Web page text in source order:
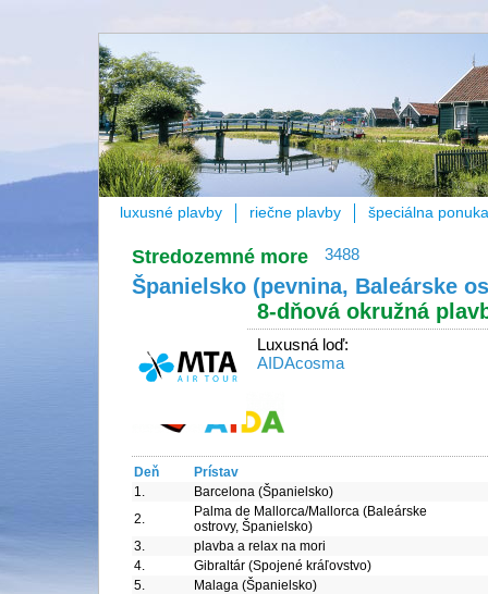
luxusné plavby riečne plavby špeciálna ponuka
Stredozemné more 3488
Španielsko (pevnina, Baleárske
8-dňová okružná
Luxusná loď:
AIDAcosma
Deň
Prístav
1.
Barcelona (Španielsko)
2.
Palma de Mallorca/Mallorca (Baleárske
ostrovy, Španielsko)
3.
plavba a relax na mori
4.
Gibraltár (Spojené kráľovstvo)
5.
Malaga (Španielsko)